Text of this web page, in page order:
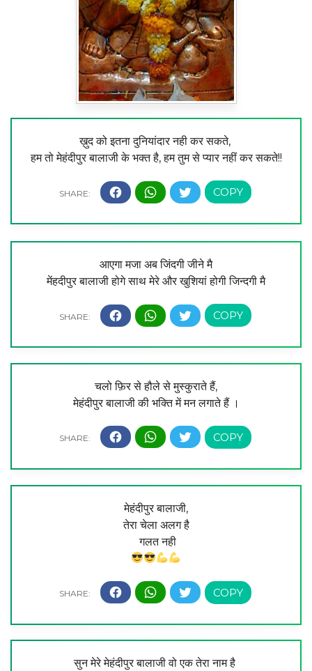
ख़ुद को इतना दुनियांदार नही कर सकते,
हम तो मेहंदीपुर बालाजी के भक्त है, हम तुम से प्यार नहीं कर सकते!!
आएगा मजा अब जिंदगी जीने मै
मेंहदीपुर बालाजी होगे साथ मेरे और खुशियां होगी जिन्दगी मै
चलो फ़िर से हौले से मुस्कुराते हैं,
मेहंदीपुर बालाजी की भक्ति में मन लगाते हैं ।
मेहंदीपुर बालाजी,
तेरा चेला अलग है
गलत नही
सुन मेरे मेहंदीपुर बालाजी वो एक तेरा नाम है